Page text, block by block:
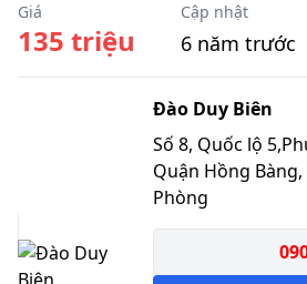
Giá
135 triệu
Cập nhật
6 năm trước
Đào Duy Biên
Số 8, Quốc lộ
Quận Hồng
Phòng